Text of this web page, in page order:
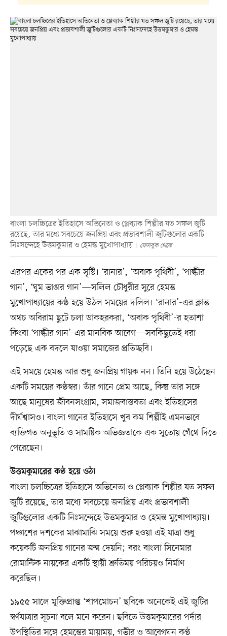
বাংলা চলচ্চিত্রের ইতিহাসে অভিনেতা ও প্লেব্যাক শিল্পীর যত সফল জুটি
রয়েছে, তার মধ্যে সবচেয়ে জনপ্রিয় এবং প্রভাবশালী জুটিগুলোর একটি
নিঃসন্দেহে উত্তমকুমার ও হেমন্ত মুখোপাধ্যায়
ফেসবুক থেকে
এরপর একের পর এক সৃষ্টি। ‘রানার’, ‘অবাক পৃথিবী’, ‘পাল্কীর
গান’, ‘ঘুম ভাঙার গান’—সলিল চৌধুরীর সুরে হেমন্ত
মুখোপাধ্যায়ের কণ্ঠ হয়ে উঠল সময়ের দলিল। ‘রানার’-এর ক্লান্ত
অথচ অবিরাম ছুটে চলা ডাকহরকরা, ‘অবাক পৃথিবী’-র হতাশা
কিংবা ‘পাল্কীর গান’-এর মানবিক আবেগ—সবকিছুতেই ধরা
পড়েছে এক বদলে যাওয়া সমাজের প্রতিচ্ছবি।
এই সময়ে হেমন্ত আর শুধু জনপ্রিয় গায়ক নন। তিনি হয়ে উঠেছেন
একটি সময়ের কণ্ঠস্বর। তাঁর গানে প্রেম আছে, কিন্তু তার সঙ্গে
আছে মানুষের জীবনসংগ্রাম, সমাজবাস্তবতা এবং ইতিহাসের
দীর্ঘশ্বাসও। বাংলা গানের ইতিহাসে খুব কম শিল্পীই এমনভাবে
ব্যক্তিগত অনুভূতি ও সামষ্টিক অভিজ্ঞতাকে এক সুতোয় গেঁথে দিতে
পেরেছেন।
উত্তমকুমারের কণ্ঠ হয়ে ওঠা
বাংলা চলচ্চিত্রের ইতিহাসে অভিনেতা ও প্লেব্যাক শিল্পীর যত সফল
জুটি রয়েছে, তার মধ্যে সবচেয়ে জনপ্রিয় এবং প্রভাবশালী
জুটিগুলোর একটি নিঃসন্দেহে উত্তমকুমার ও হেমন্ত মুখোপাধ্যায়।
পঞ্চাশের দশকের মাঝামাঝি সময়ে শুরু হওয়া এই যাত্রা শুধু
কয়েকটি জনপ্রিয় গানের জন্ম দেয়নি; বরং বাংলা সিনেমার
রোমান্টিক নায়কের একটি স্থায়ী শ্রুতিময় পরিচয়ও নির্মাণ
করেছিল।
১৯৫৫ সালে মুক্তিপ্রাপ্ত ‘শাপমোচন’ ছবিকে অনেকেই এই জুটির
স্বর্ণযাত্রার সূচনা বলে মনে করেন। ছবিতে উত্তমকুমারের পর্দার
উপস্থিতির সঙ্গে হেমন্তের মায়াময়, গভীর ও আবেগঘন কণ্ঠ